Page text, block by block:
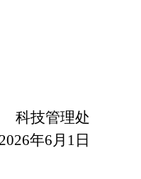
科技管理处
2026年6 月 1 日